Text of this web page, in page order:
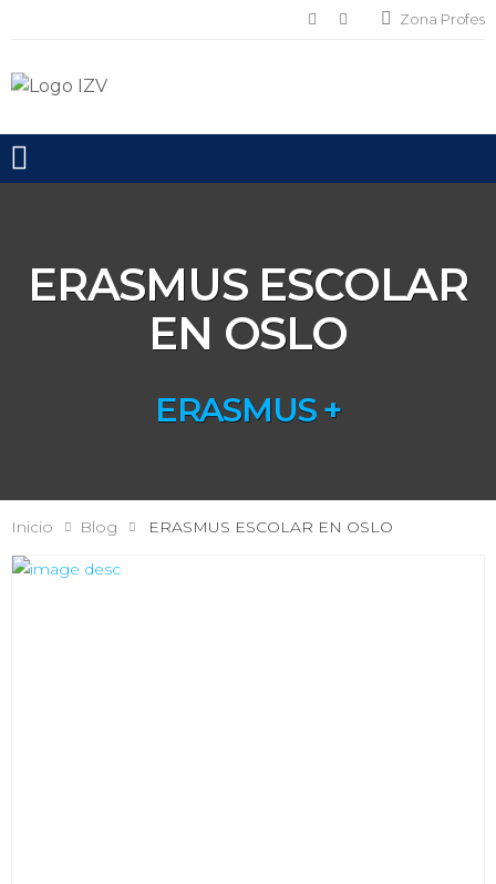
Zona Profes
Toggle mobile menu
ERASMUS ESCOLAR
EN OSLO
ERASMUS +
Inicio Blog ERASMUS ESCOLAR EN OSLO